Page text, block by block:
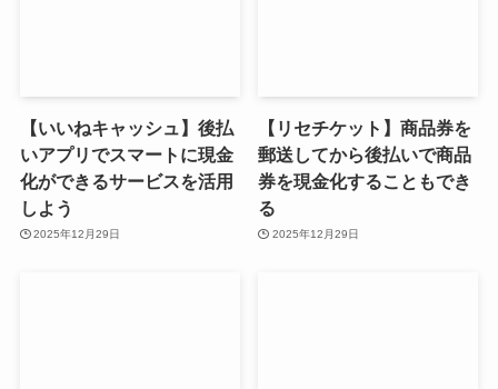
【いいねキャッシュ】後払
いアプリでスマートに現金
化ができるサービスを活用
しよう
2025年12月29日
【リセチケット】商品券を
郵送してから後払いで商品
券を現金化することもでき
る
2025年12月29日